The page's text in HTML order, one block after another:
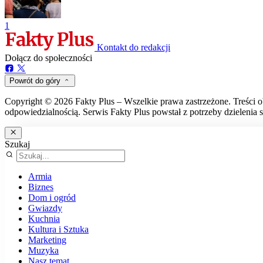
1
Kontakt do redakcji
Dołącz do społeczności
Powrót do góry
Copyright © 2026 Fakty Plus – Wszelkie prawa zastrzeżone. Treści
odpowiedzialnością. Serwis Fakty Plus powstał z potrzeby
Szukaj
Armia
Biznes
Dom i ogród
Gwiazdy
Kuchnia
Kultura i Sztuka
Marketing
Muzyka